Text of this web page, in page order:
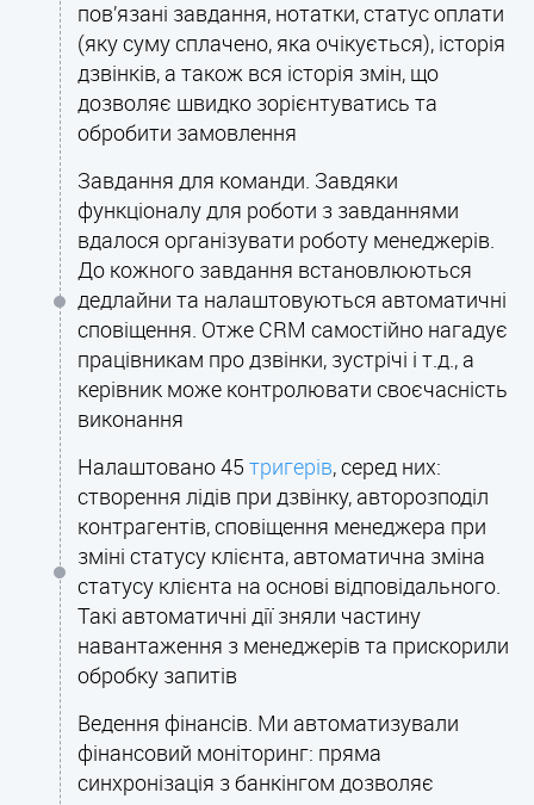
пов’язані завдання, нотатки, статус оплати
(яку суму сплачено, яка очікується), історія
дзвінків, а також вся історія змін, що
дозволяє швидко зорієнтуватись та
обробити замовлення
Завдання для команди. Завдяки
функціоналу для роботи з завданнями
вдалося організувати роботу менеджерів.
До кожного завдання встановлюються
дедлайни та налаштовуються автоматичні
сповіщення. Отже CRM самостійно нагадує
працівникам про дзвінки, зустрічі і т.д., а
керівник може контролювати своєчасність
виконання
Налаштовано 45 тригерів, серед них:
створення лідів при дзвінку, авторозподіл
контрагентів, сповіщення менеджера при
зміні статусу клієнта, автоматична зміна
статусу клієнта на основі відповідального.
Такі автоматичні дії зняли частину
навантаження з менеджерів та прискорили
обробку запитів
Ведення фінансів. Ми автоматизували
фінансовий моніторинг: пряма
синхронізація з банкінгом дозволяє